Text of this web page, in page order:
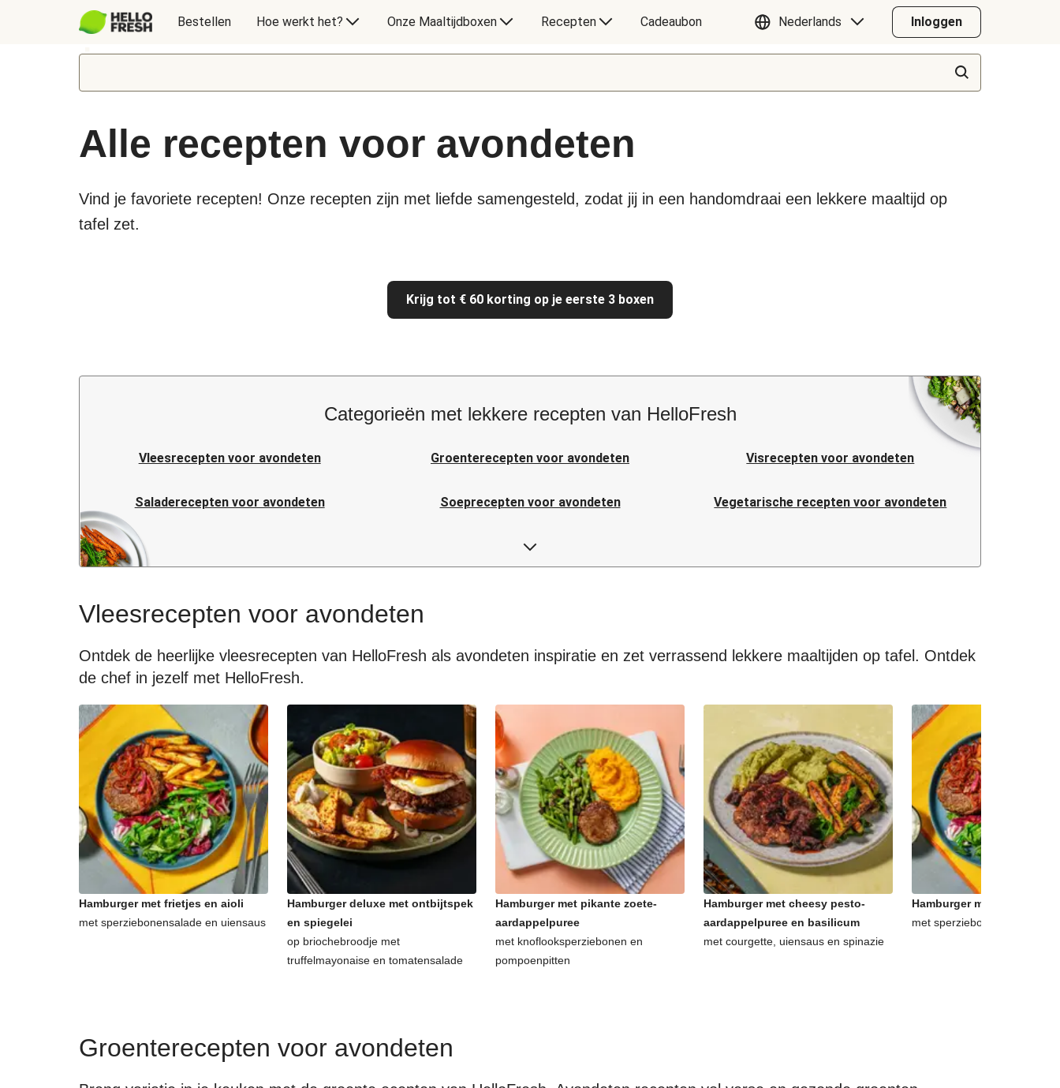
Bestellen Hoe werkt het? Onze Maaltijdboxen Recepten Cadeaubon Nederlands Inloggen
Alle recepten voor avondeten
Vind je favoriete recepten! Onze recepten zijn met liefde samengesteld, zodat jij in een handomdraai een lekkere maaltijd op
tafel zet.
Krijg tot € 60 korting op je eerste 3 boxen
Categorieën met lekkere recepten van HelloFresh
Vleesrecepten voor avondeten Groenterecepten voor avondeten Visrecepten voor avondeten
Saladerecepten voor avondeten Soeprecepten voor avondeten Vegetarische recepten voor avondeten
Pastarecepten voor avondeten Rijstrecepten voor avondeten
Vleesrecepten voor avondeten
Ontdek de heerlijke vleesrecepten van HelloFresh als avondeten inspiratie en zet verrassend lekkere maaltijden op tafel. Ontdek
de chef in jezelf met HelloFresh.
Hamburger met frietjes en aioli
met sperziebonensalade en uiensaus
Hamburger deluxe met ontbijtspek
en spiegelei
op briochebroodje met
truffelmayonaise en tomatensalade
Hamburger met pikante zoete-
aardappelpuree
met knoflooksperziebonen en
pompoenpitten
Hamburger met cheesy pesto-
aardappelpuree en basilicum
met courgette, uiensaus en spinazie
Hamburger met frietjes en
met sperziebonensalade en
Groenterecepten voor avondeten